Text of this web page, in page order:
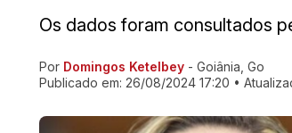
Os dados foram consultados
Ir direto pra matéria
Por Domingos Ketelbey - Goiânia, Go
Publicado em: 26/08/2024 17:20 •